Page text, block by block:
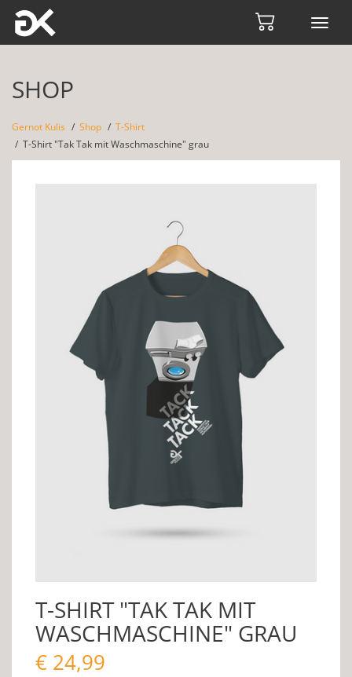
SHOP
Gernot Kulis Shop
T-Shirt
T-Shirt "Tak Tak mit Waschmaschine" grau
T-SHIRT "TAK TAK MIT
WASCHMASCHINE" GRAU
€ 24,99